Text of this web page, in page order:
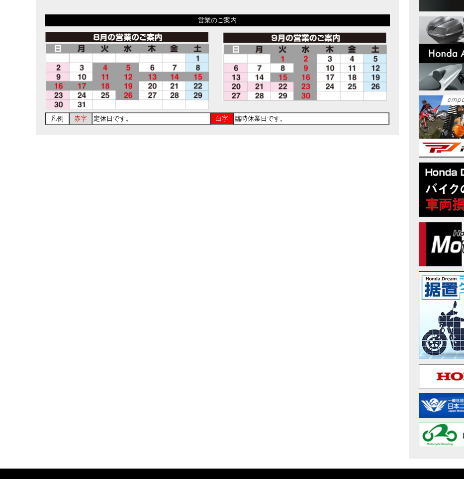
営業のご案内
凡例 赤字 定休日です。 白字 臨時休業日です。